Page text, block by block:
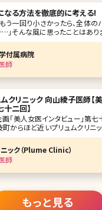
なる方法を徹底的に考える!
う一回り小さかったら、全体の
」そんな風に思ったことはあり
も、小顔で頭身が多くみえれ
て「スタイルのいい人」という
ここでは女性の誰もが憧れるき
ための方法に
付属病院
師
ムクリニック 向山綾子医師【
十二回】
「美人女医インタビュー」第七
からほど近いプリュムクリニッ
める向山綾子（むこうやまあやこ）
引、脂肪注入を強みとする自身
全員女性で構成、完全個室で患
ニック（Plume Clinic）
師
もっと見る